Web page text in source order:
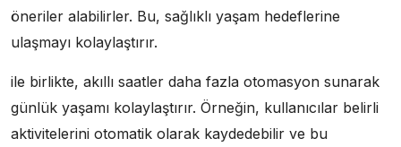
öneriler alabilirler. Bu, sağlıklı yaşam hedeflerine
ulaşmayı kolaylaştırır.
ile birlikte, akıllı saatler daha fazla otomasyon sunarak
günlük yaşamı kolaylaştırır. Örneğin, kullanıcılar belirli
aktivitelerini otomatik olarak kaydedebilir ve bu